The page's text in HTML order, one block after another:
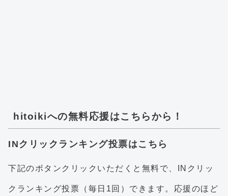
hitoikiへの無料応援はこちらから！
INクリックランキング投票はこちら
下記のボタンクリックいただくと無料で、INクリッ
クランキング投票（毎日1回）できます。応援のほど